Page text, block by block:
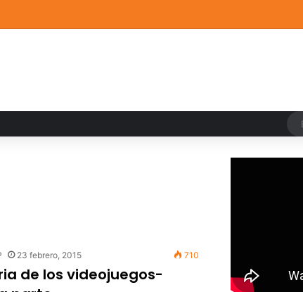
su acervo con nuevas obras de artistas emergentes y consolidados
23 febrero, 2015 710
de los videojuegos-